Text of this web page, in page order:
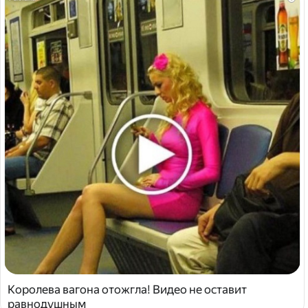
Королева вагона отожгла! Видео не оставит
равнодушным